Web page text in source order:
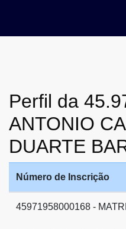
Perfil da
ANTONIO
DUARTE
Número de Inscrição
45971958000168 -